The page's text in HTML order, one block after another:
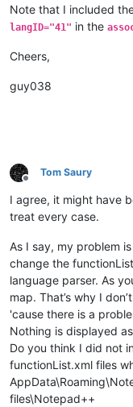
Note that I included
langID="41" in the
Cheers,
guy038
Offline
Tom Saury
I agree, it might have
treat every case.
As I say, my problem
change the
language parser. As
map. That’s why I
'cause there is a
Nothing is displayed
Do you think I did not
functionList.xml files
files\Notepad++